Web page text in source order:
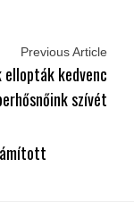
Previous Article
kedvenc
szívét